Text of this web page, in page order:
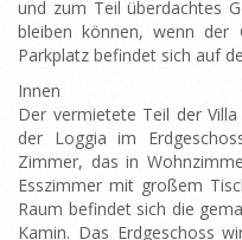
und zum Teil überdachtes
bleiben können, wenn der
Parkplatz befindet sich auf
Innen
Der vermietete Teil der
der Loggia im
Zimmer, das in
Esszimmer mit großem
Raum befindet sich die
Kamin. Das Erdgeschoss